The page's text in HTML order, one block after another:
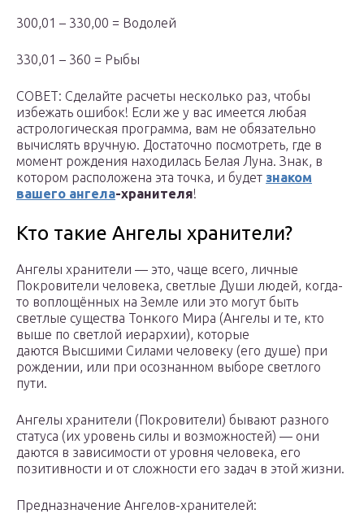
300,01 – 330,00 = Водолей
330,01 – 360 = Рыбы
СОВЕТ: Сделайте расчеты несколько раз, чтобы
избежать ошибок! Если же у вас имеется любая
астрологическая программа, вам не обязательно
вычислять вручную. Достаточно посмотреть, где в
момент рождения находилась Белая Луна. Знак, в
котором расположена эта точка, и будет знаком
вашего ангела-хранителя!
Кто такие Ангелы хранители?
Ангелы хранители — это, чаще всего, личные
Покровители человека, светлые Души людей, когда-
то воплощённых на Земле или это могут быть
светлые существа Тонкого Мира (Ангелы и те, кто
выше по светлой иерархии), которые
даются Высшими Силами человеку (его душе) при
рождении, или при осознанном выборе светлого
пути.
Ангелы хранители (Покровители) бывают разного
статуса (их уровень силы и возможностей) — они
даются в зависимости от уровня человека, его
позитивности и от сложности его задач в этой жизни.
Предназначение Ангелов-хранителей: